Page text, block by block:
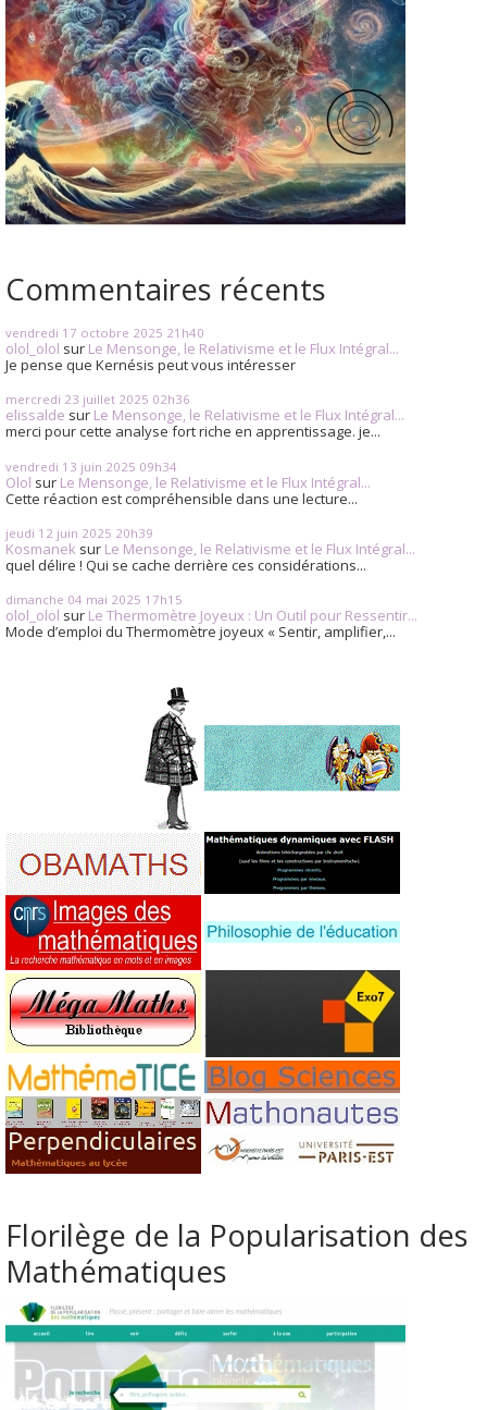
Commentaires récents
vendredi 17 octobre 2025 21h40
olol_olol sur Le Mensonge, le Relativisme et le Flux Intégral...
Je pense que Kernésis peut vous intéresser
mercredi 23 juillet 2025 02h36
elissalde sur Le Mensonge, le Relativisme et le Flux Intégral...
merci pour cette analyse fort riche en apprentissage. je...
vendredi 13 juin 2025 09h34
Olol sur Le Mensonge, le Relativisme et le Flux Intégral...
Cette réaction est compréhensible dans une lecture...
jeudi 12 juin 2025 20h39
Kosmanek sur Le Mensonge, le Relativisme et le Flux Intégral...
quel délire ! Qui se cache derrière ces considérations...
dimanche 04 mai 2025 17h15
olol_olol sur Le Thermomètre Joyeux : Un Outil pour Ressentir...
Mode d’emploi du Thermomètre joyeux « Sentir, amplifier,...
Florilège de la Popularisation des
Mathématiques